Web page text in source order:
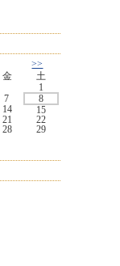
>>
金
土
1
7
8
14
15
21
22
28
29